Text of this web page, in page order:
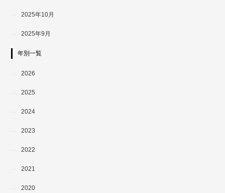
2025年10月
2025年9月
年別一覧
2026
2025
2024
2023
2022
2021
2020